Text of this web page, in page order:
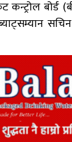
कन्ट्रोल बोर्ड
ब्याट्सम्यान